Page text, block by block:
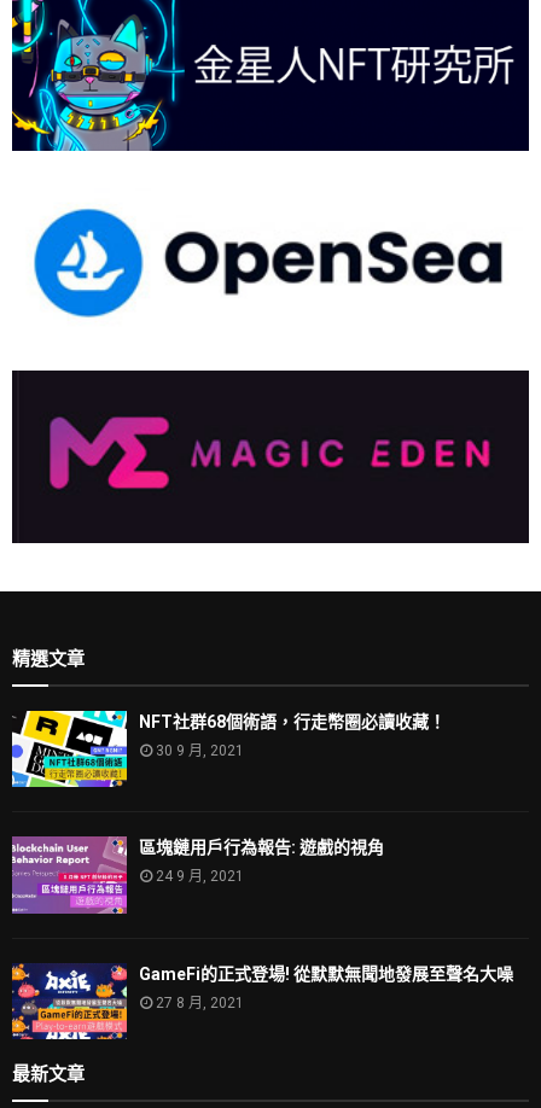
精選文章
NFT社群68個術語，行走幣圈必讀收藏！
30 9 月, 2021
區塊鏈用戶行為報告: 遊戲的視角
24 9 月, 2021
GameFi的正式登場! 從默默無聞地發展至聲名大噪
27 8 月, 2021
最新文章